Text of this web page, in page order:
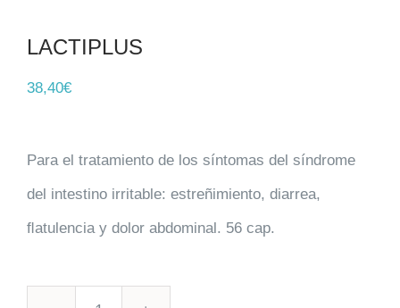
LACTIPLUS
38,40€
Para el tratamiento de los síntomas del síndrome
del intestino irritable: estreñimiento, diarrea,
ﬂatulencia y dolor abdominal. 56 cap.